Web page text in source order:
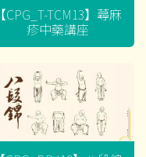
【CPG_T-TCM13】蕁麻
疹中藥講座